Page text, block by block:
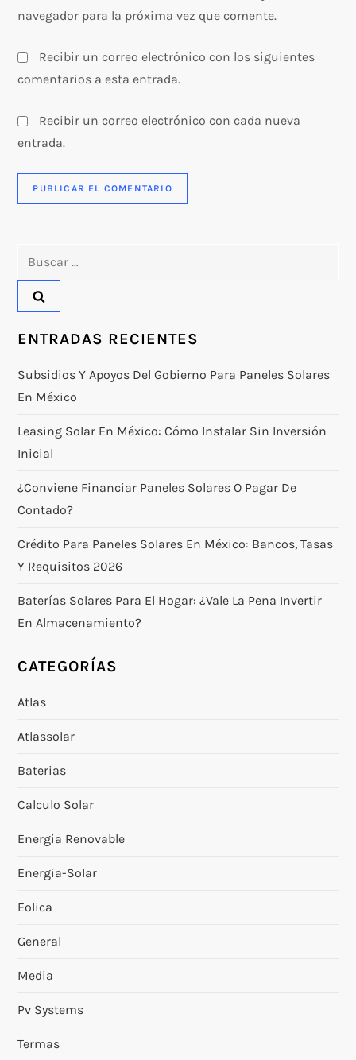
navegador para la próxima vez que comente.
Recibir un correo electrónico con los siguientes
comentarios a esta entrada.
Recibir un correo electrónico con cada nueva
entrada.
ENTRADAS RECIENTES
Subsidios Y Apoyos Del Gobierno Para Paneles Solares
En México
Leasing Solar En México: Cómo Instalar Sin Inversión
Inicial
¿Conviene Financiar Paneles Solares O Pagar De
Contado?
Crédito Para Paneles Solares En México: Bancos, Tasas
Y Requisitos 2026
Baterías Solares Para El Hogar: ¿vale La Pena Invertir
En Almacenamiento?
CATEGORÍAS
Atlas
Atlassolar
Baterias
Calculo Solar
Energia Renovable
Energia-Solar
Eolica
General
Media
Pv Systems
Termas